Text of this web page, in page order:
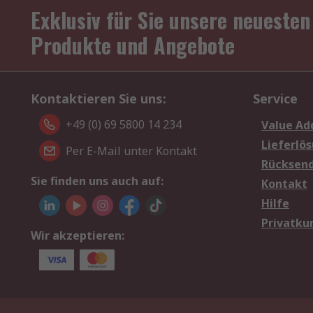
Exklusiv für Sie unsere neuesten
Produkte und Angebote
Kontaktieren Sie uns:
+49 (0) 69 5800 14 234
Per E-Mail unter Kontakt
Sie finden uns auch auf:
Wir akzeptieren:
Service
Value
Kontakt
Hilfe